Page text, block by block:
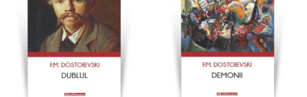
Sociologie si filozofie